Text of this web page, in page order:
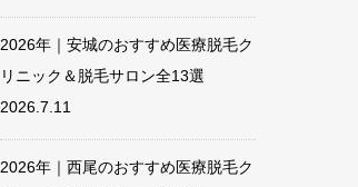
2026年｜安城のおすすめ医療脱毛ク
リニック＆脱毛サロン全13選
2026.7.11
2026年｜西尾のおすすめ医療脱毛ク